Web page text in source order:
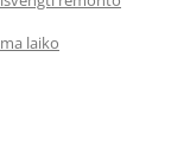
laiko